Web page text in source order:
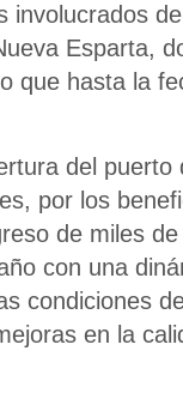
involucrados
Esparta,
que hasta la
del
por los
de miles
con una
condiciones
en la